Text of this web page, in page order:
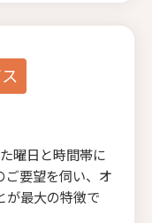
曜日と時間帯に
ご要望を伺い、オ
が最大の特徴で